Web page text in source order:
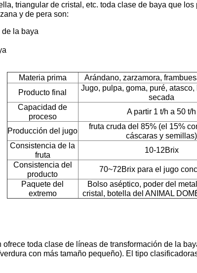
triangular de cristal, etc. toda clase de baya que
y de pera son:
de la baya
Materia prima
Arándano, zarzamora,
Producto final
Jugo, pulpa, goma, puré, atasco,
secada
Capacidad de
proceso
A partir 1 t/h a 50 t/h
Producción del jugo
fruta cruda del 85% (el 15%
cáscaras y semillas)
Consistencia de la
fruta
10-12Brix
Consistencia del
producto
70~72Brix para el jugo
Paquete del
extremo
Bolso aséptico, poder del
cristal, botella del ANIMAL
toda clase de líneas de transformación de la
con más tamaño pequeño). El tipo